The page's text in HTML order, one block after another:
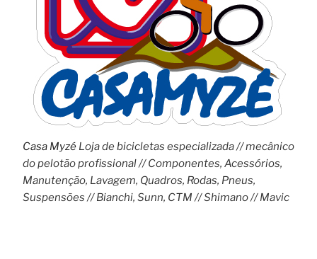
Casa MyzéLoja de bicicletas especializada // mecânico
do pelotão profissional // Componentes, Acessórios,
Manutenção, Lavagem, Quadros, Rodas, Pneus,
Suspensões // Bianchi, Sunn, CTM // Shimano // Mavic